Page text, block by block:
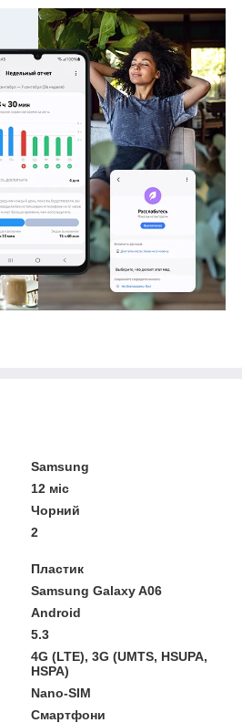
Samsung
12 міс
Чорний
2
Пластик
Samsung Galaxy A06
Android
5.3
4G (LTE), 3G (UMTS, HSUPA,
HSPA)
Nano-SIM
Смартфони